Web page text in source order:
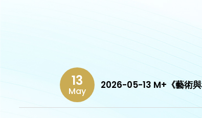
13
May
2026-05-13 M+《藝術